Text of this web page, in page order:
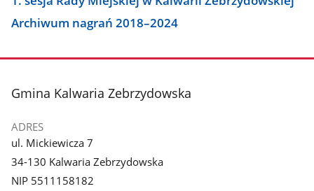
Archiwum nagrań 2018–2024
stopka
Gmina Kalwaria Zebrzydowska
ADRES
ul. Mickiewicza 7
34-130 Kalwaria Zebrzydowska
NIP 5511158182